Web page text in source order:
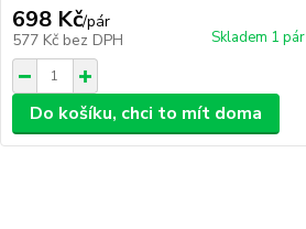
698 Kč/pár
577 Kč bez DPH Skladem 1 pár
Do košíku, chci to mít doma